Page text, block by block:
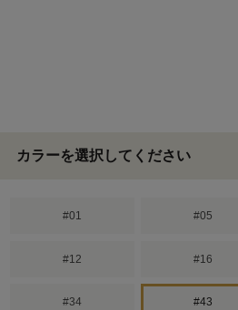
カラーを選択してください
#01 #05
#12 #16
#34 #43